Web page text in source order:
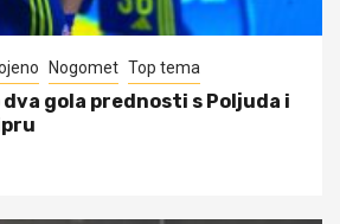
Nogomet Top tema
gola prednosti s Poljuda i